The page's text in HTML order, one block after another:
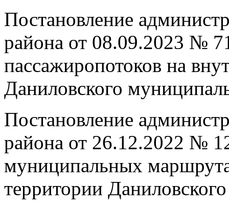
Постановление
района от 08.09.2023 №
пассажиропотоков на
Даниловского
Постановление
района от 26.12.2022 №
муниципальных
территории